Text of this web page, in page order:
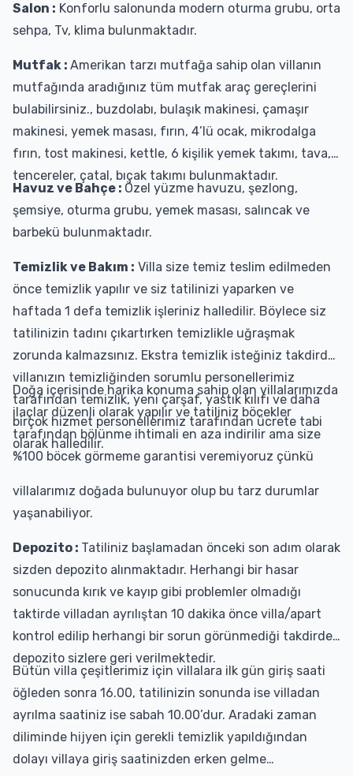
Salon : Konforlu salonunda modern oturma grubu, orta
sehpa, Tv, klima bulunmaktadır.
Mutfak : Amerikan tarzı mutfağa sahip olan villanın
mutfağında aradığınız tüm mutfak araç gereçlerini
bulabilirsiniz., buzdolabı, bulaşık makinesi, çamaşır
makinesi, yemek masası, fırın, 4’lü ocak, mikrodalga
fırın, tost makinesi, kettle, 6 kişilik yemek takımı, tava,
tencereler, çatal, bıçak takımı bulunmaktadır.
Havuz ve Bahçe : Özel yüzme havuzu, şezlong,
şemsiye, oturma grubu, yemek masası, salıncak ve
barbekü bulunmaktadır.
Temizlik ve Bakım : Villa size temiz teslim edilmeden
önce temizlik yapılır ve siz tatilinizi yaparken ve
haftada 1 defa temizlik işleriniz halledilir. Böylece siz
tatilinizin tadını çıkartırken temizlikle uğraşmak
zorunda kalmazsınız. Ekstra temizlik isteğiniz takdirde
villanızın temizliğinden sorumlu personellerimiz
tarafından temizlik, yeni çarşaf, yastık kılıfı ve daha
birçok hizmet personellerimiz tarafından ücrete tabi
olarak halledilir.
Doğa içerisinde harika konuma sahip olan villalarımızda
ilaçlar düzenli olarak yapılır ve tatiliniz böcekler
tarafından bölünme ihtimali en aza indirilir ama size
%100 böcek görmeme garantisi veremiyoruz çünkü
villalarımız doğada bulunuyor olup bu tarz durumlar
yaşanabiliyor.
Depozito : Tatiliniz başlamadan önceki son adım olarak
sizden depozito alınmaktadır. Herhangi bir hasar
sonucunda kırık ve kayıp gibi problemler olmadığı
taktirde villadan ayrılıştan 10 dakika önce villa/apart
kontrol edilip herhangi bir sorun görünmediği takdirde
depozito sizlere geri verilmektedir.
Bütün villa çeşitlerimiz için villalara ilk gün giriş saati
öğleden sonra 16.00, tatilinizin sonunda ise villadan
ayrılma saatiniz ise sabah 10.00’dur. Aradaki zaman
diliminde hijyen için gerekli temizlik yapıldığından
dolayı villaya giriş saatinizden erken gelme